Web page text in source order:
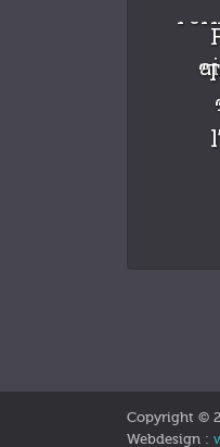
Copyright ©
Webdesign :